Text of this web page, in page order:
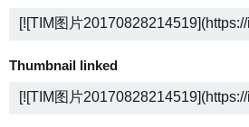
Thumbnail linked